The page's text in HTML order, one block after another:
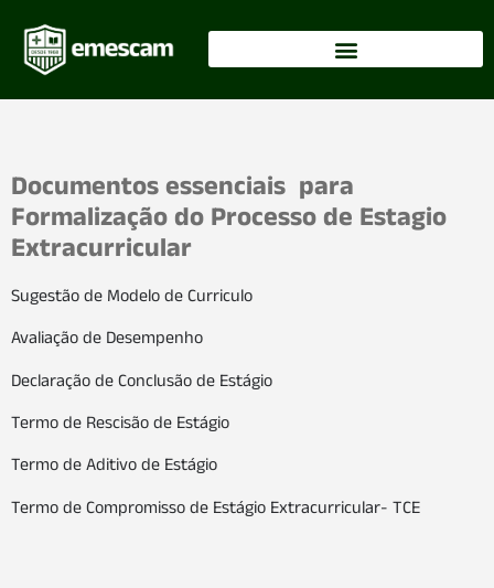
Documentos essenciais para
Formalização do Processo de Estagio
Extracurricular
Sugestão de Modelo de Curriculo
Avaliação de Desempenho
Declaração de Conclusão de Estágio
Termo de Rescisão de Estágio
Termo de Aditivo de Estágio
Termo de Compromisso de Estágio Extracurricular- TCE